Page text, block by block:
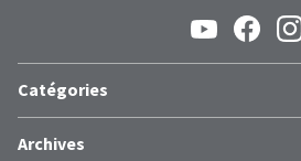
Catégories
Archives